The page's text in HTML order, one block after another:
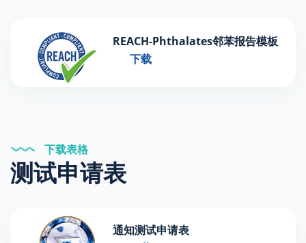
REACH-Phthalates邻苯报告模板
下载
下载表格
测试申请表
通知测试申请表